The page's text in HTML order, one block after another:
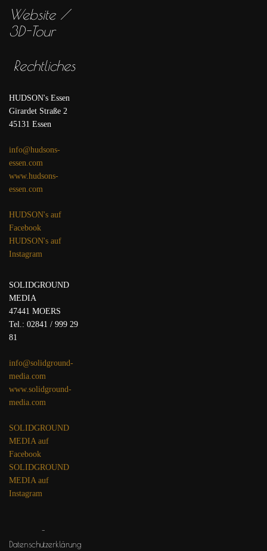
Website /
3D-Tour
Rechtliches
HUDSON's Essen
Girardet Straße 2
45131 Essen
info@hudsons-
essen.com
www.hudsons-
essen.com
HUDSON's auf
Facebook
HUDSON's auf
Instagram
SOLIDGROUND
MEDIA
47441 MOERS
Tel.: 02841 / 999 29
81
info@solidground-
media.com
www.solidground-
media.com
SOLIDGROUND
MEDIA auf
Facebook
SOLIDGROUND
MEDIA auf
Instagram
Datenschutzerklärung